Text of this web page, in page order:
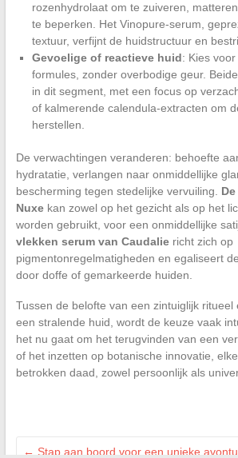
rozenhydrolaat om te zuiveren,
te beperken. Het Vinopure-serum,
textuur, verfijnt de huidstructuur en
Gevoelige of reactieve huid: Kies
formules, zonder overbodige geur.
in dit segment, met een focus op
of kalmerende calendula-extracten om
herstellen.
De verwachtingen veranderen: behoefte
hydratatie, verlangen naar onmiddellijke
bescherming tegen stedelijke vervuiling.
Nuxekan zowel op het gezicht als op het
worden gebruikt, voor een onmiddellijke
vlekken serum van Caudaliericht zich op
pigmentonregelmatigheden en egaliseert
door doffe of gemarkeerde huiden.
Tussen de belofte van een zintuiglijk ritueel
een stralende huid, wordt de keuze vaak
het nu gaat om het terugvinden van een
of het inzetten op botanische innovatie,
betrokken daad, zowel persoonlijk als
← Stap aan boord voor een unieke